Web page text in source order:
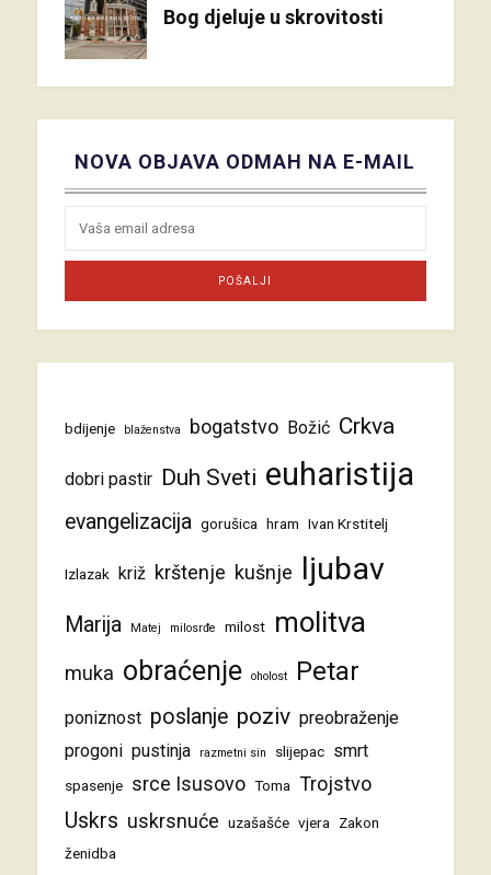
Bog djeluje u skrovitosti
NOVA OBJAVA ODMAH NA E-MAIL
bdijenje blaženstva bogatstvo Božić Crkva
dobri pastir Duh Sveti euharistija
evangelizacija gorušica hram Ivan Krstitelj
Izlazak križ krštenje kušnje ljubav
Marija Matej milosrđe milost molitva
muka obraćenje oholost Petar
poniznost poslanje poziv preobraženje
progoni pustinja razmetni sin slijepac smrt
spasenje srce Isusovo Toma Trojstvo
Uskrs uskrsnuće uzašašće vjera
Zakon
ženidba